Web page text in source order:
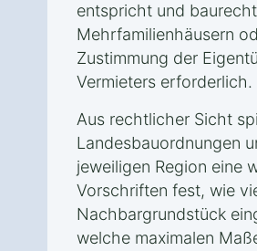
entspricht und
Mehrfamilienhäusern
Zustimmung der
Vermieters erforderlich.
Aus rechtlicher Sicht
Landesbauordnungen
jeweiligen Region eine
Vorschriften fest, wie
Nachbargrundstück
welche maximalen